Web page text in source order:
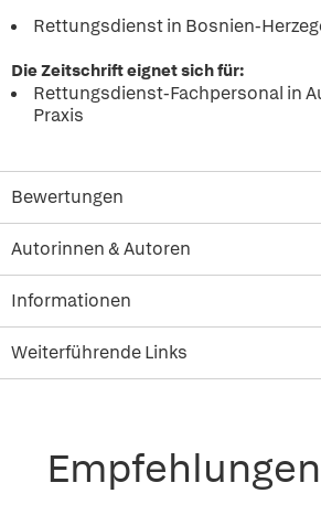
Rettungsdienst in Bosnien-
Die Zeitschrift eignet sich für:
Rettungsdienst-Fachpersonal in
Praxis
Bewertungen
Autorinnen & Autoren
Informationen
Weiterführende Links